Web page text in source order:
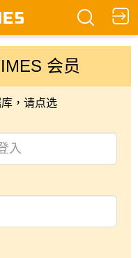
会员
，请点选